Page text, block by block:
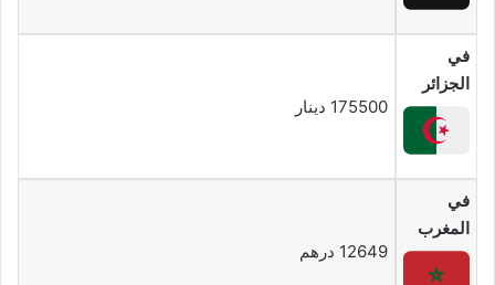
في
الجزائر
175500 دينار
في
المغرب
12649 درهم